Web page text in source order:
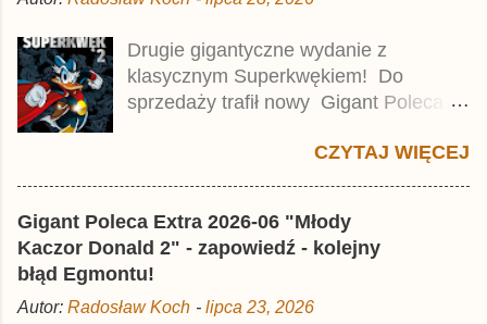
e
t
a
r
z
Drugie gigantyczne wydanie z
klasycznym Superkwękiem! Do
sprzedaży trafił nowy Gigant Poleca
Jest to kolejny 624-stronicowy tom z
najstarszymi historiami o kaczym
wynosi 49,99 zł i zamówicie go także z
rabatem na Egmont.pl . Za przekład
odpowiadał Jacek Drewnowski.
Publikacja jest przedrukiem drugiego
CZYTAJ WIĘCEJ
Gigant Poleca Extra 2026-06 "Młody
Kaczor Donald 2" - zapowiedź - kolejny
błąd Egmontu!
Autor: Radosław Koch - lipca 23, 2026